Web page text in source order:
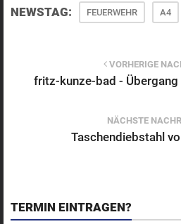
NEWSTAG: FEUERWEHR A4
VORHERIGE
fritz-kunze-bad -
NÄCHSTE
Taschendiebstahl
TERMIN EINTRAGEN?